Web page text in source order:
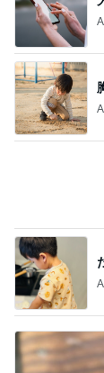
みっしりしっ